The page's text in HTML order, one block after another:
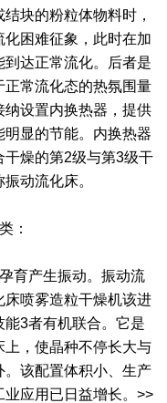
块的粉粒体物料时，
困难征象，此时在加
达正常流化。后者是
常流化态的热氛围量
设置内换热器，提供
显的节能。内换热器
燥的第2级与第3级干
动流化床。
：
育产生振动。振动流
喷雾造粒干燥机该进
3者有机联合。它是
，使晶种不停长大与
该配置体积小、生产
应用已日益增长。>>